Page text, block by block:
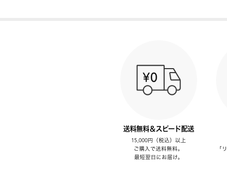
送料無料＆スピード配送
15,000円（税込）以上
ご購入で送料無料。
最短翌日にお届け。
「